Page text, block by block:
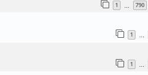
1 790
1
1